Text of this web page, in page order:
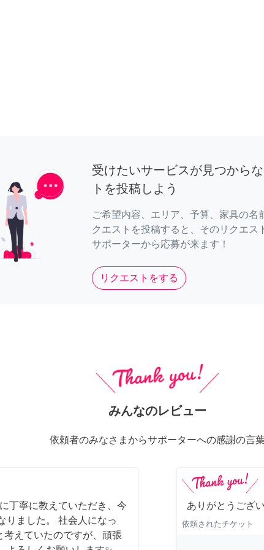
受けたいサービスが見つから
トを投稿しよう
ご希望内容、エリア、予算、家具の名
クエストを投稿すると、そのリクエス
サポーターから応募が来ます！
リクエストをする
みんなのレビュー
依頼者のみなさまからサポーターへの感謝の言
丁寧に教えていただき、今
りました。 社会人になっ
考えていたのですが、頑張
ありがとうござ
依頼されたチケット